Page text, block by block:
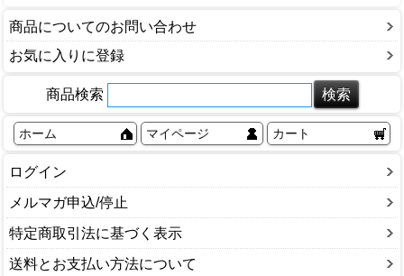
商品についてのお問い合わせ
お気に入りに登録
商品検索
ホーム マイページ カート
ログイン
メルマガ申込/停止
特定商取引法に基づく表示
送料とお支払い方法について